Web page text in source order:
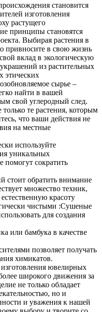
становится
изготовления
растущего
принципы становятся
Выбирая растения в
привносите в свою жизнь
вклад в экологическую
из растительных
этических
сырье –
найти в вашей
свой углеродный след.
те растения, которым
что ваши действия не
на местные
используйте
уникальных
помогут сократить
стоит обратить внимание
множество техник,
красоту
чистыми :Сушеные
для создания
или бамбука в качестве
позволяет получать
химикатов.
ювелирных
широкого движения за
не только обладает
но и
и уважения к нашей